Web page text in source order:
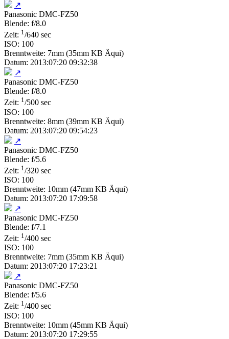
↗
Panasonic DMC-FZ50
Blende: f/8.0
Zeit: 1/640 sec
ISO: 100
Brenntweite: 7mm (35mm KB Äqui)
Datum: 2013:07:20 09:32:38
↗
Panasonic DMC-FZ50
Blende: f/8.0
Zeit: 1/500 sec
ISO: 100
Brenntweite: 8mm (39mm KB Äqui)
Datum: 2013:07:20 09:54:23
↗
Panasonic DMC-FZ50
Blende: f/5.6
Zeit: 1 /320 sec
ISO: 100
Brenntweite: 10mm (47mm KB Äqui)
Datum: 2013:07:20 17:09:58
↗
Panasonic DMC-FZ50
Blende: f/7.1
Zeit: 1/400 sec
ISO: 100
Brenntweite: 7mm (35mm KB Äqui)
Datum: 2013:07:20 17:23:21
↗
Panasonic DMC-FZ50
Blende: f/5.6
Zeit: 1/400 sec
ISO: 100
Brenntweite: 10mm (45mm KB Äqui)
Datum: 2013:07:20 17:29:55